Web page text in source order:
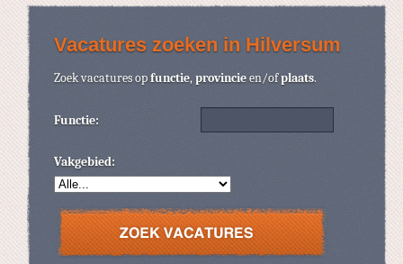
Vacatures zoeken in Hilversum
Zoek vacatures opfunctie,provincieen/ofplaats.
Functie:
Vakgebied: